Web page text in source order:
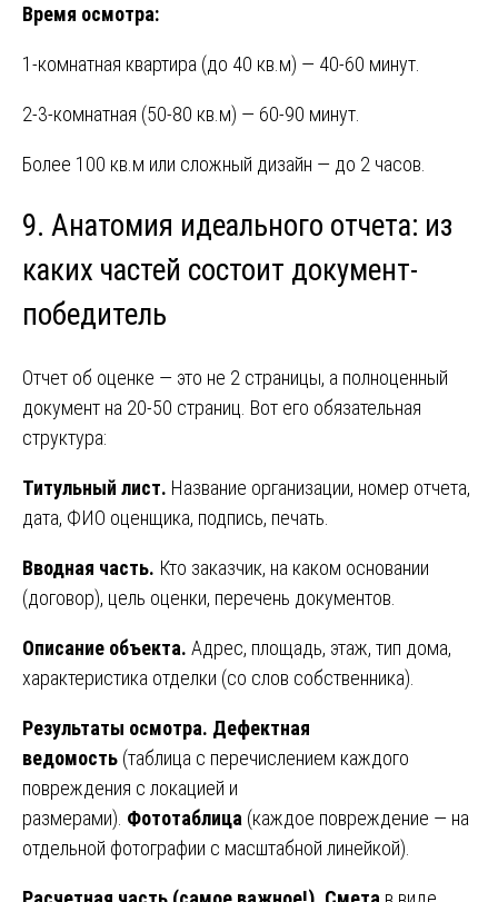
Время осмотра:
1-комнатная квартира (до 40 кв.м) — 40-60 минут.
2-3-комнатная (50-80 кв.м) — 60-90 минут.
Более 100 кв.м или сложный дизайн — до 2 часов.
9. Анатомия идеального отчета: из
каких частей состоит документ-
победитель
Отчет об оценке — это не 2 страницы, а полноценный
документ на 20-50 страниц. Вот его обязательная
структура:
Титульный лист. Название организации, номер отчета,
дата, ФИО оценщика, подпись, печать.
Вводная часть. Кто заказчик, на каком основании
(договор), цель оценки, перечень документов.
Описание объекта. Адрес, площадь, этаж, тип дома,
характеристика отделки (со слов собственника).
Результаты осмотра. Дефектная
ведомость (таблица с перечислением каждого
повреждения с локацией и
размерами). Фототаблица (каждое повреждение — на
отдельной фотографии с масштабной линейкой).